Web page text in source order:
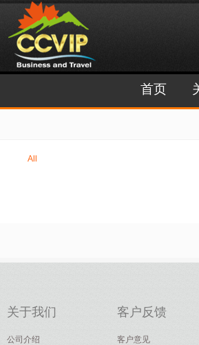
首页
All
关于我们
公司介绍
客户反馈
客户意见